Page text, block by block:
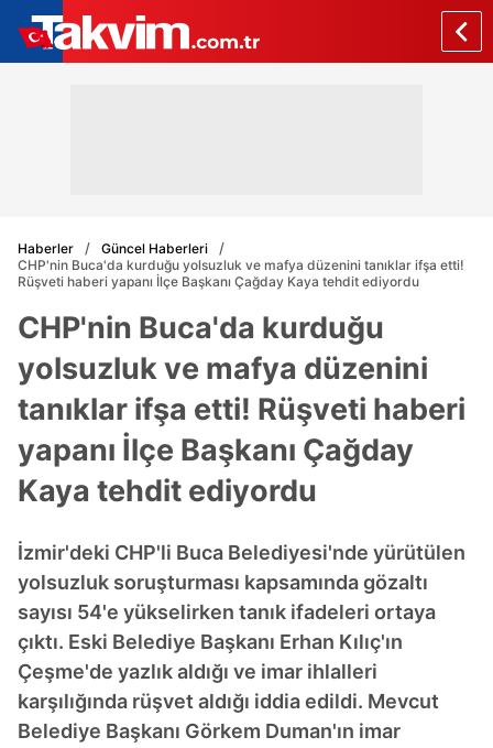
Haberler
Güncel Haberleri
CHP'nin Buca'da kurduğu yolsuzluk ve mafya düzenini tanıklar ifşa etti!
Rüşveti haberi yapanı İlçe Başkanı Çağday Kaya tehdit ediyordu
CHP'nin Buca'da kurduğu
yolsuzluk ve mafya düzenini
tanıklar ifşa etti! Rüşveti haberi
yapanı İlçe Başkanı Çağday
Kaya tehdit ediyordu
İzmir'deki CHP'li Buca Belediyesi'nde yürütülen
yolsuzluk soruşturması kapsamında gözaltı
sayısı 54'e yükselirken tanık ifadeleri ortaya
çıktı. Eski Belediye Başkanı Erhan Kılıç'ın
Çeşme'de yazlık aldığı ve imar ihlalleri
karşılığında rüşvet aldığı iddia edildi. Mevcut
Belediye Başkanı Görkem Duman'ın imar